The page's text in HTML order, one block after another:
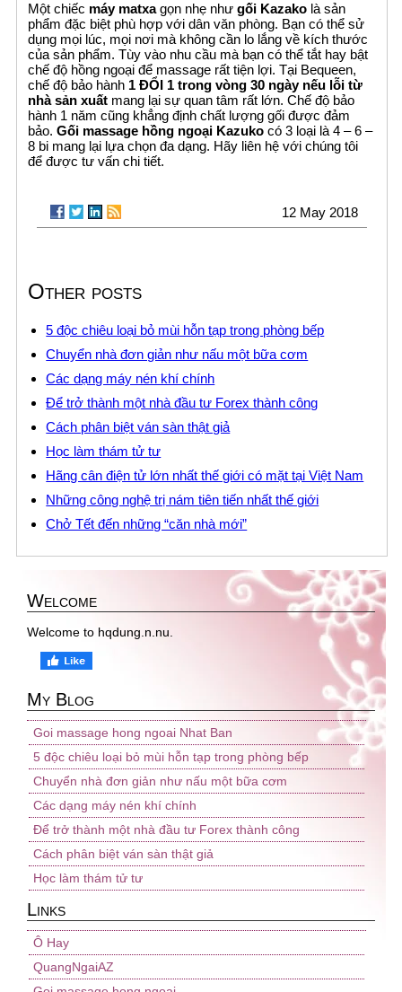
Một chiếc máy matxagọn nhẹ nhưgối Kazako là sản
phẩm đặc biệt phù hợp với dân văn phòng. Bạn có thể sử
dụng mọi lúc, mọi nơi mà không cần lo lắng về kích thước
của sản phẩm. Tùy vào nhu cầu mà bạn có thể tắt hay bật
chế độ hồng ngoại để massage rất tiện lợi. Tại Bequeen,
chế độ bảo hành 1 ĐỔI 1 trong vòng 30 ngày nếu lỗi từ
nhà sản xuất mang lại sự quan tâm rất lớn. Chế độ bảo
hành 1 năm cũng khẳng định chất lượng gối được đảm
bảo.Gối massage hồng ngoại Kazuko có 3 loại là 4 – 6 –
8 bi mang lại lựa chọn đa dạng. Hãy liên hệ với chúng tôi
để được tư vấn chi tiết.
12 May 2018
Other posts
5 độc chiêu loại bỏ mùi hỗn tạp trong phòng bếp
Chuyển nhà đơn giản như nấu một bữa cơm
Các dạng máy nén khí chính
Để trở thành một nhà đầu tư Forex thành công
Cách phân biệt ván sàn thật giả
Học làm thám tử tư
Hãng cân điện tử lớn nhất thế giới có mặt tại Việt Nam
Những công nghệ trị nám tiên tiến nhất thế giới
Chở Tết đến những “căn nhà mới”
Welcome
Welcome to hqdung.n.nu.
My Blog
Goi massage hong ngoai Nhat Ban
5 độc chiêu loại bỏ mùi hỗn tạp trong phòng bếp
Chuyển nhà đơn giản như nấu một bữa cơm
Các dạng máy nén khí chính
Để trở thành một nhà đầu tư Forex thành công
Cách phân biệt ván sàn thật giả
Học làm thám tử tư
Links
Ô Hay
QuangNgaiAZ